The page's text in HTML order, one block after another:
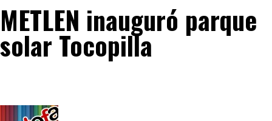
METLEN inauguró parque
solar Tocopilla